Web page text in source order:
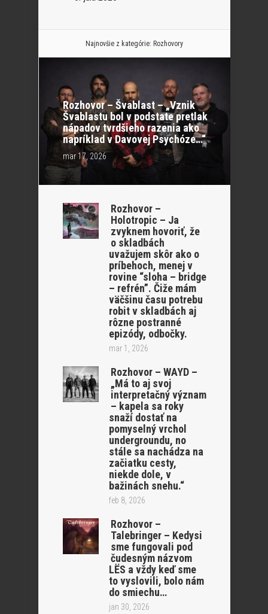
Najnovšie z kategórie: Rozhovory
Rozhovor – Švablast – „Vznik
Švablastu bol v podstate pretlak
nápadov tvrdšieho razenia ako
napríklad v Davovej Psychóze…“
mar 17, 2026
Rozhovor –
Holotropic – Ja
zvyknem hovoriť, že
o skladbách
uvažujem skôr ako o
príbehoch, menej v
rovine “sloha – bridge
– refrén”. Čiže mám
väčšinu času potrebu
robit v skladbách aj
rôzne postranné
epizódy, odbočky.
mar 1, 2026
Rozhovor – WAYD –
„Má to aj svoj
interpretačný význam
– kapela sa roky
snaží dostať na
pomyselný vrchol
undergroundu, no
stále sa nachádza na
začiatku cesty,
niekde dole, v
bažinách snehu.“
feb 8, 2026
Rozhovor –
Talebringer – Kedysi
sme fungovali pod
čudesným názvom
LËS a vždy keď sme
to vyslovili, bolo nám
do smiechu…
jan 30, 2026